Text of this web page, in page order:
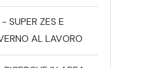
SUPER ZES E
AL LAVORO